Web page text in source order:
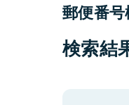
郵便番
検索結